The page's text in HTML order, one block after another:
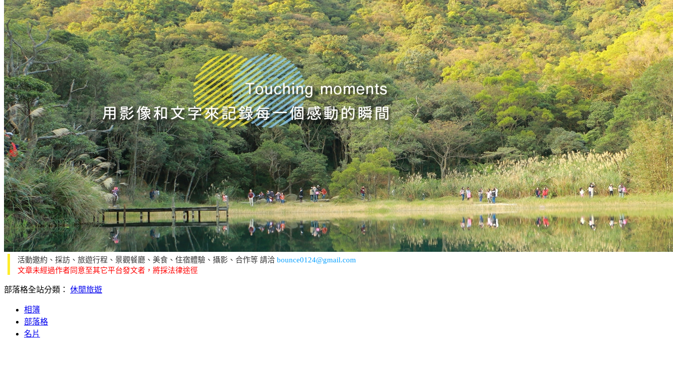
活動邀約、採訪、旅遊行程、景觀餐廳、美食、住宿體驗、攝影、合作等 請洽 bounce0124@gmail.com
文章未經過作者同意至其它平台發文者，將採法律途徑
部落格全站分類： 休閒旅遊
相簿
部落格
名片